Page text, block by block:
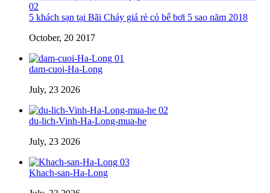
02
5 khách sạn tại Bãi Cháy giá rẻ có bể bơi 5 sao năm 2018
October, 20 2017
01
dam-cuoi-Ha-Long
July, 23 2026
02
du-lich-Vinh-Ha-Long-mua-he
July, 23 2026
03
Khach-san-Ha-Long